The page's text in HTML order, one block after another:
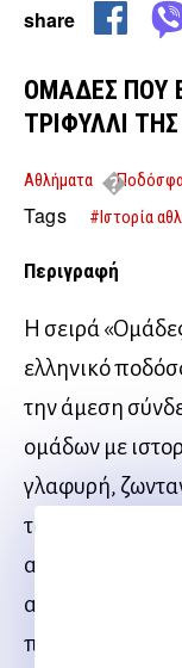
share
ΟΜΑΔΕΣ ΠΟΥ
ΤΡΙΦΥΛΛΙ
Αθλήματα
ΙΣΤΟΡΙΑ: ΤΟ
Tags #Ιστορία
Περιγραφή
Η σειρά
ελληνικό
την άμεση
ομάδων με
γλαφυρή,
των μεγάλων
αναγνώστης –
αθλητικές
πρόσωπα που